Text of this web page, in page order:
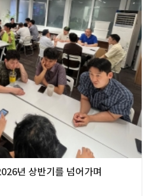
년 상반기를 넘어가며